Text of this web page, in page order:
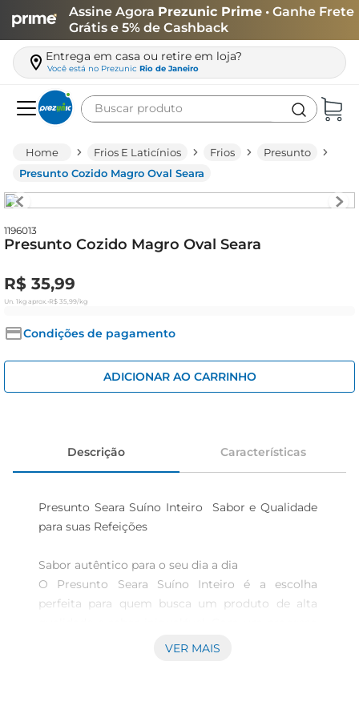
Assine Agora Prezunic Prime • Ganhe Frete
Grátis e 5% de Cashback
Entrega em casa ou retire em loja?
Você está no Prezunic Rio de Janeiro
Buscar produto
Frios E Laticínios Frios
Presunto
Presunto Cozido Magro Oval Seara
1196013
Presunto Cozido Magro Oval Seara
R$ 35,99
Un. 1kg aprox. •R$ 35,99/kg
Condições de pagamento
ADICIONAR AO CARRINHO
Descrição Características
Presunto Seara Suíno Inteiro  Sabor e Qualidade
para suas Refeições
Sabor autêntico para o seu dia a dia
O Presunto Seara Suíno Inteiro é a escolha
perfeita para quem busca um produto de alta
de cura cuidadoso,este presunto oferece um
VER MAIS
leite
queijo
azeite
biscoito
arroz
iogurte